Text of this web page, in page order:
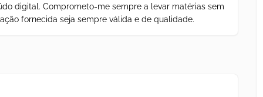
digital. Comprometo-me sempre a levar matérias sem
fornecida seja sempre válida e de qualidade.